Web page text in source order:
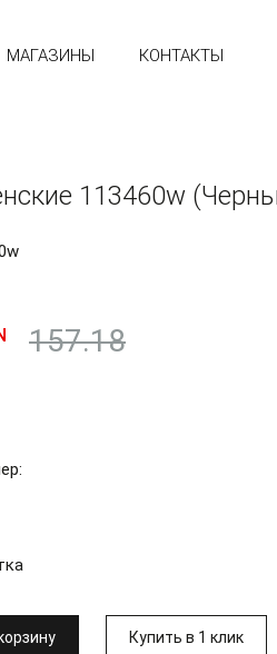
МАГАЗИНЫ
КОНТАКТЫ
113460w
157.18
Купить в 1 клик